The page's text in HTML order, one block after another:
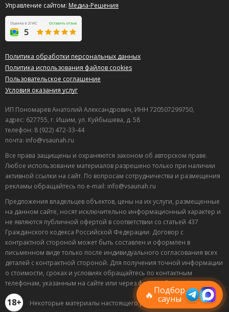
Управление сайтом: Медиа-Решения
Политика обработки персональных данных
Политика использования файлов cookies
Пользовательское соглашение
Условия оказания услуг
ИП Пономарев Анатолий Александрович, ИНН 720507299750,
адрес: 627755, г. Ишим, ул. Куйбышева, д. 58
телефон: 8 (922) 472-33-44
почта: info@vsaunah.ru
Все права защищены и охраняются законом об авторском праве.
Любое использование материалов разрешено только при наличии
активной ссылки на сайт. По вопросам сотрудничества и размещения
рекламы обращайтесь по e-mail: info@vsaunah.ru
Предложения владельцев объектов, цены на их услуги, размещенные
на данном сайте, носят исключительно информационный характер и
не являются публичной офертой в соответствии со статьей 437
Гражданского кодекса Российской Федерации. Договор с
контрактной стороной может быть составлен и оформлен в
письменном виде только после индивидуального согласования всех
деталей с контрактной стороной. Для получения точной информации
о стоимости, сроках и условиях обращайтесь по контактным
телефонам, указанным на сайте или через форму обратной связи.
18+ Некоторые материалы настоящего раздела могут
🔥Подбор
сауны
Лучшие
спецпредложения
саун
Подписывайтесь в Telegram или MAX —
пришлём свежие скидки